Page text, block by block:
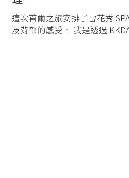
這次首爾之旅安排了雪花秀
及背部的感受。 我是透過